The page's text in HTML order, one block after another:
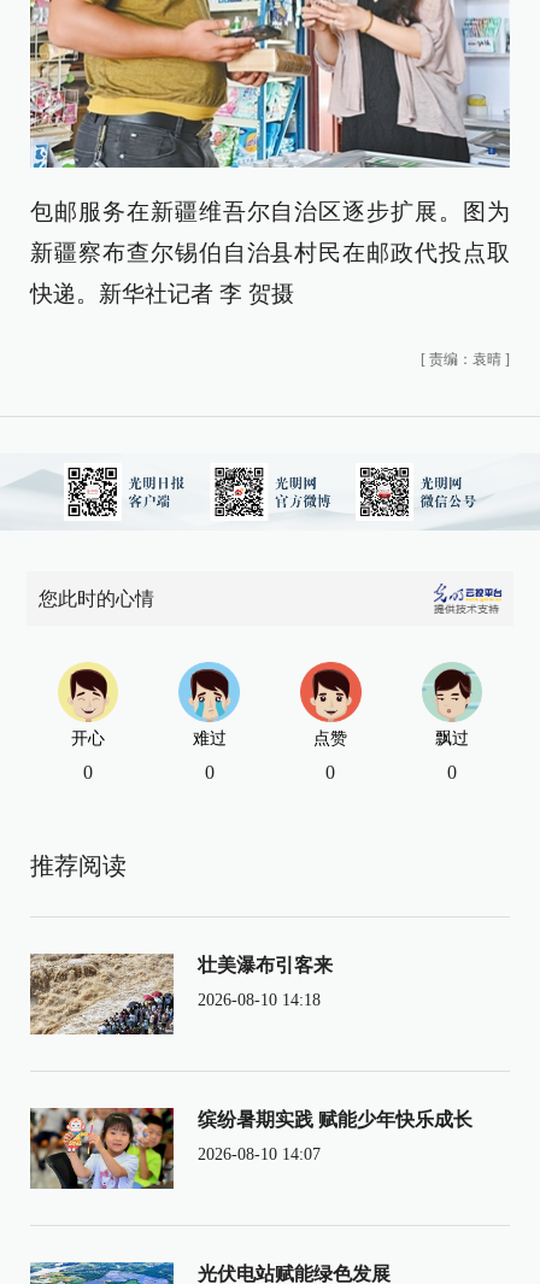
包邮服务在新疆维吾尔自治区逐步扩展。图为
新疆察布查尔锡伯自治县村民在邮政代投点取
快递。新华社记者 李 贺摄
[ 责编：袁晴 ]
您此时的心情
开心
0
难过
0
点赞
0
飘过
0
推荐阅读
壮美瀑布引客来
2026-08-10 14:18
缤纷暑期实践 赋能少年快乐成长
2026-08-10 14:07
光伏电站赋能绿色发展